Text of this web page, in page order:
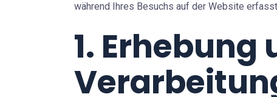
während Ihres Besuchs auf der Website
1. Erhebung